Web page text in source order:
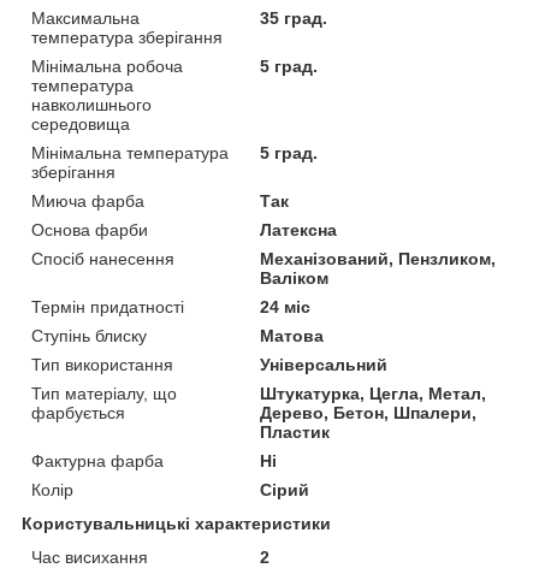
Максимальна
температура зберігання
35 град.
Мінімальна робоча
температура
навколишнього
середовища
5 град.
Мінімальна температура
зберігання
5 град.
Миюча фарба
Так
Основа фарби
Латексна
Спосіб нанесення
Механізований, Пензликом,
Валіком
Термін придатності
24 міс
Ступінь блиску
Матова
Тип використання
Універсальний
Тип матеріалу, що
фарбується
Штукатурка, Цегла, Метал,
Дерево, Бетон, Шпалери,
Пластик
Фактурна фарба
Ні
Колір
Сірий
Користувальницькі характеристики
Час висихання
2